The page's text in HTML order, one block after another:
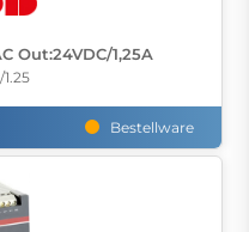
Out:24VDC/1,25A
Bestellware